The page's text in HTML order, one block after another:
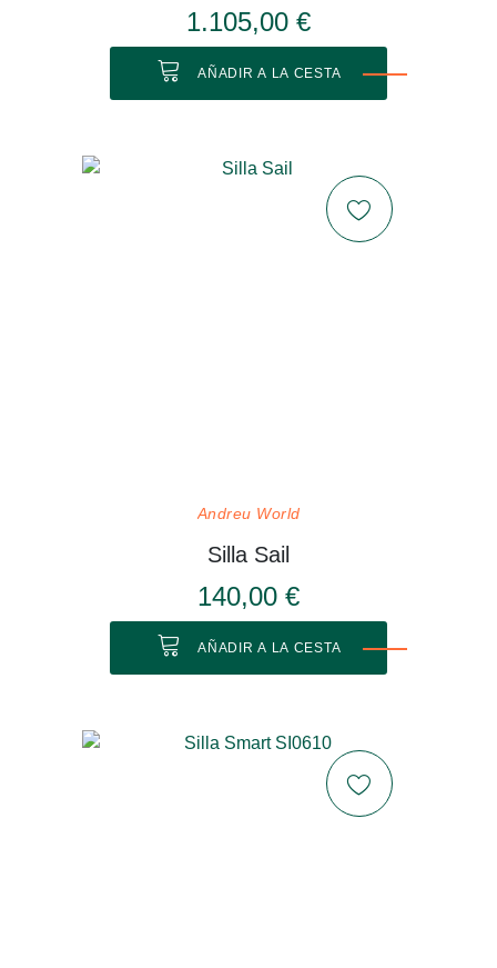
1.105,00 €
AÑADIR A LA CESTA
Andreu World
Silla Sail
140,00 €
AÑADIR A LA CESTA